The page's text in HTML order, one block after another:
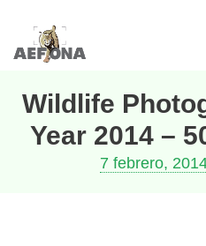
Saltar
Wildlife
Year 2014 –
7 febrero,